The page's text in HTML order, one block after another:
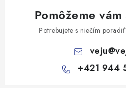
Pomôžeme
Potrebujete s niečím
veju@
+421 944